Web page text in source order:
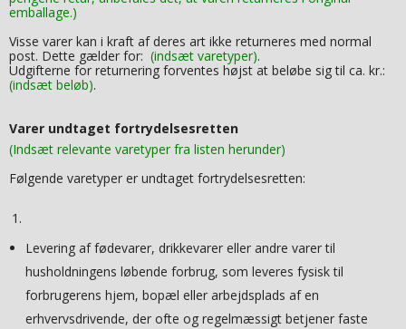
emballage.)
Visse varer kan i kraft af deres art ikke returneres med normal
post. Dette gælder for: (indsæt varetyper).
Udgifterne for returnering forventes højst at beløbe sig til ca. kr.:
(indsæt beløb).
Varer undtaget fortrydelsesretten
(Indsæt relevante varetyper fra listen herunder)
Følgende varetyper er undtaget fortrydelsesretten:
Levering af fødevarer, drikkevarer eller andre varer til
husholdningens løbende forbrug, som leveres fysisk til
forbrugerens hjem, bopæl eller arbejdsplads af en
erhvervsdrivende, der ofte og regelmæssigt betjener faste